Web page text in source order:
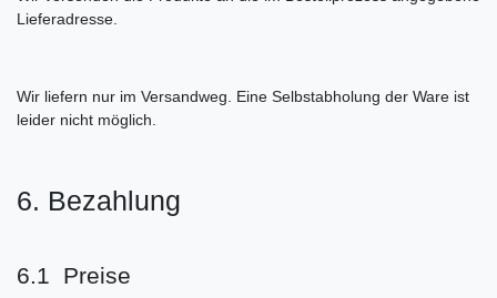
Lieferadresse.
Wir liefern nur im Versandweg. Eine Selbstabholung der Ware ist
leider nicht möglich.
6. Bezahlung
6.1 Preise